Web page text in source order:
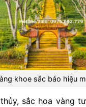
khoe sắc báo hiệu
sắc hoa vàng